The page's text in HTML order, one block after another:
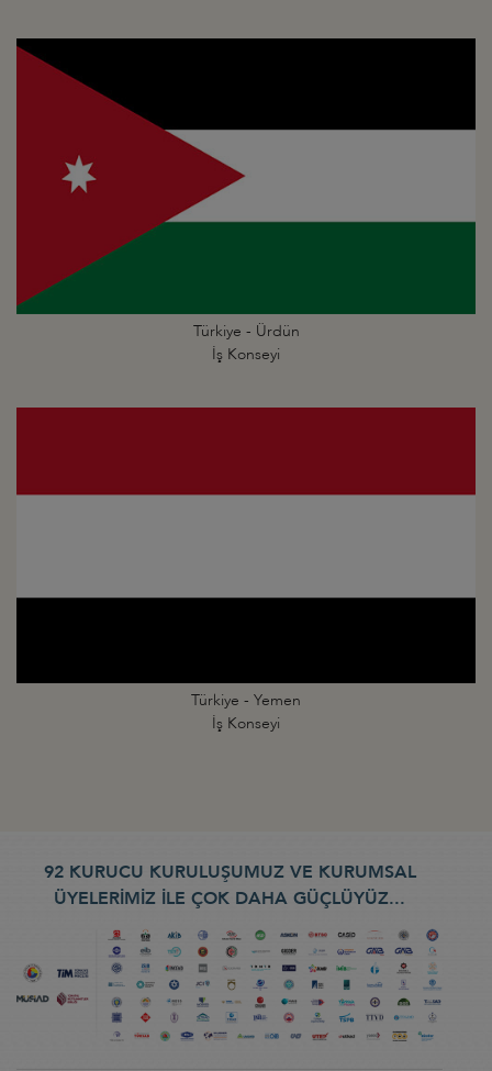
Türkiye - Ürdün
İş Konseyi
Türkiye - Yemen
İş Konseyi
92 KURUCU KURULUŞUMUZ VE KURUMSAL
ÜYELERİMİZ İLE ÇOK DAHA GÜÇLÜYÜZ...